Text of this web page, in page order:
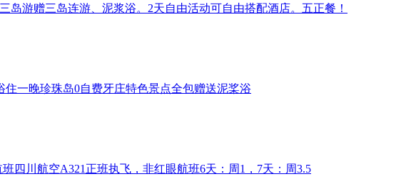
岛游赠三岛连游、泥浆浴。2天自由活动可自由搭配酒店。五正餐！
住一晚珍珠岛0自费牙庄特色景点全包赠送泥桨浴
班 四川航空A321正班执飞，非红眼航班6天：周1，7天：周3.5